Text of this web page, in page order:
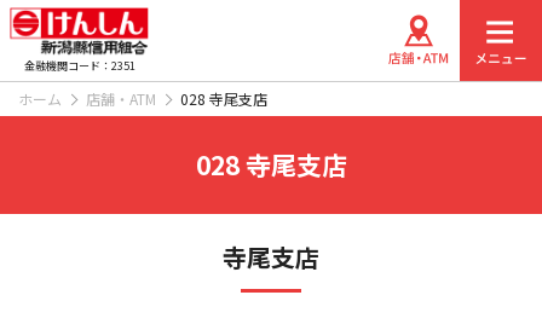
金融機関コード：2351
ホーム 店舗・ATM 028 寺尾支店
028 寺尾支店
寺尾支店